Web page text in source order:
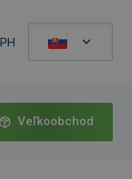
Veľkoobchod